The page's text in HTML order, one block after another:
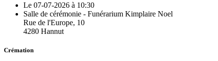
Le 07-07-2026 à 10:30
Salle de cérémonie - Funérarium Kimplaire Noel
Rue de l'Europe, 10
4280 Hannut
Crémation